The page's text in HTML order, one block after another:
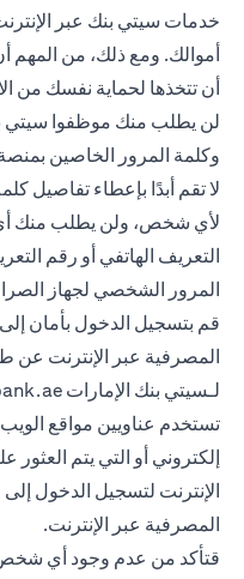
خدمات سيتي بنك عبر
أموالك. ومع ذلك، من المهم
أن تتخذها لحماية نفسك من
لن يطلب منك موظفوا سيتي
وكلمة المرور الخاصين
لا تقم أبدًا بإعطاء تفاصيل
لأي شخص، ولن يطلب منك
التعريف الهاتفي أو رقم
المرور الشخصي لجهاز
قم بتسجيل الدخول بأمان
المصرفية عبر الإنترنت عن
لـسيتي بنك الإمارات
تستخدم عناويين مواقع
إلكتروني أو التي يتم
الإنترنت لتسجيل الدخول
المصرفية عبر الإنترنت.
قتأكد من عدم وجود أي شخص